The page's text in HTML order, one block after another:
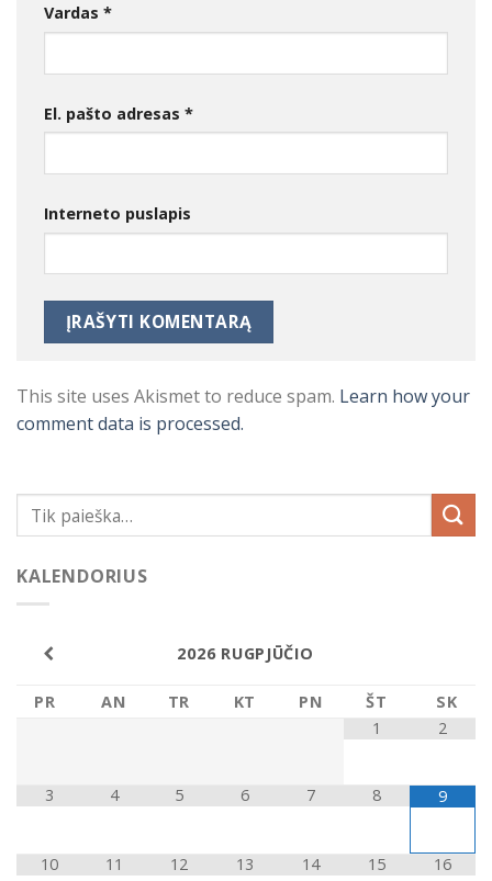
Vardas *
El. pašto adresas *
Interneto puslapis
This site uses Akismet to reduce spam. Learn how your
comment data is processed.
KALENDORIUS
2026 RUGPJŪČIO
PR AN TR KT PN ŠT
SK
1
2
3 4 5 6 7 8 9
10 11 12 13 14 15 16